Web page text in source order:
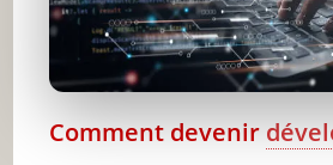
Préparez-vous pour
🔥 À lire aussi sur JeunInfo
✨ Nouveau sur JeunInfo ?
Comment devenir